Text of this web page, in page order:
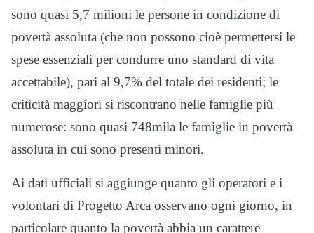
sono quasi 5,7 milioni le persone in condizione di
povertà assoluta (che non possono cioè permettersi le
spese essenziali per condurre uno standard di vita
accettabile), pari al 9,7% del totale dei residenti; le
criticità maggiori si riscontrano nelle famiglie più
numerose: sono quasi 748mila le famiglie in povertà
assoluta in cui sono presenti minori.
Ai dati ufficiali si aggiunge quanto gli operatori e i
volontari di Progetto Arca osservano ogni giorno, in
particolare quanto la povertà abbia un carattere